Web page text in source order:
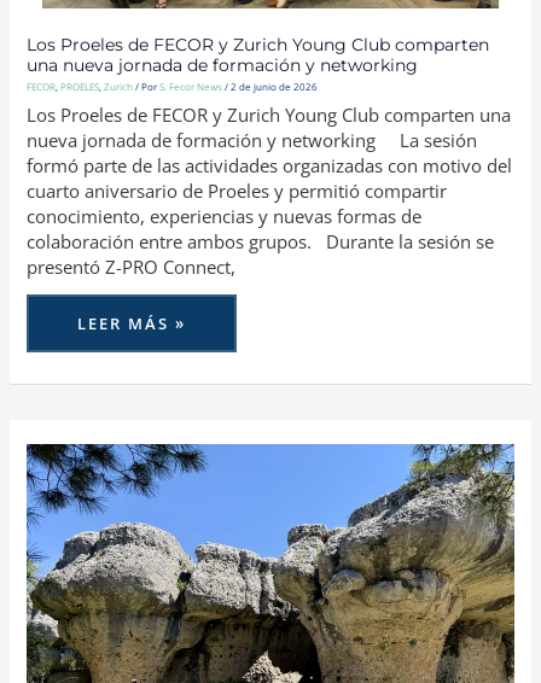
Los Proeles de FECOR y Zurich Young Club comparten
una nueva jornada de formación y networking
FECOR ,PROELES ,Zurich/ PorS. Fecor News/2 de junio de 2026
Los Proeles de FECOR y Zurich Young Club comparten una
nueva jornada de formación y networking La sesión
formó parte de las actividades organizadas con motivo del
cuarto aniversario de Proeles y permitió compartir
conocimiento, experiencias y nuevas formas de
colaboración entre ambos grupos. Durante la sesión se
presentó Z-PRO Connect,
LEER MÁS »
ACS-
CV
REFUERZA
LA
COHESIÓN
DE
SUS
ASOCIADOS
EN
LAS
JORNADAS
DE
CONVIVENCIA
CELEBRADAS
EN
CUENCA